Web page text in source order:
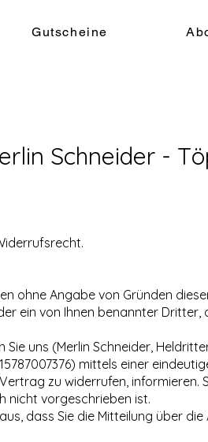
Gutscheine
Schneider -
ohne Angabe von Gründen
ein von Ihnen benannter
uns (Merlin Schneider,
mittels einer
zu widerrufen,
nicht vorgeschrieben ist.
dass Sie die Mitteilung über